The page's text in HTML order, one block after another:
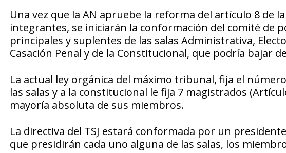
Una vez que la AN apruebe la reforma del artículo 8 de
integrantes, se iniciarán la conformación del comité de
principales y suplentes de las salas Administrativa,
Casación Penal y de la Constitucional, que podría bajar
La actual ley orgánica del máximo tribunal, fija el
las salas y a la constitucional le fija 7 magistrados
mayoría absoluta de sus miembros.
La directiva del TSJ estará conformada por un
que presidirán cada uno alguna de las salas, los